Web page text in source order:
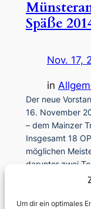
Um dir ein optimales
Späße
Nov. 17,
in
Der neue
16. November
– dem Mainzer
Insgesamt 18
möglichen
darunter zwei
traten zum